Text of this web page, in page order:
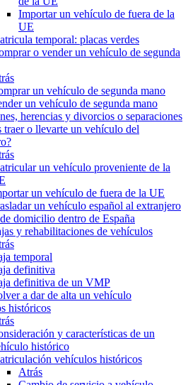
Importar un vehículo de fuera de la
UE
temporal: placas verdes
o vender un vehículo de segunda
un vehículo de segunda mano
un vehículo de segunda mano
herencias y divorcios o separaciones
traer o llevarte un vehículo del
un vehículo proveniente de la
un vehículo de fuera de la UE
un vehículo español al extranjero
domicilio dentro de España
y rehabilitaciones de vehículos
temporal
definitiva
definitiva de un VMP
a dar de alta un vehículo
históricos
y características de un
histórico
vehículos históricos
Atrás